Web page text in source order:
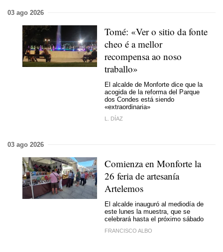
03 ago 2026
Tomé: «Ver o sitio da fonte
cheo é a mellor
recompensa ao noso
traballo»
El alcalde de Monforte dice que la
acogida de la reforma del Parque
dos Condes está siendo
«extraordinaria»
L. DÍAZ
03 ago 2026
Comienza en Monforte la
26 feria de artesanía
Artelemos
El alcalde inauguró al mediodía de
este lunes la muestra, que se
celebrará hasta el próximo sábado
FRANCISCO ALBO